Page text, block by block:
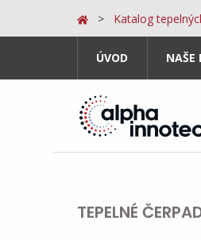
Katalog
ÚVOD NAŠE
TEPELNÉ